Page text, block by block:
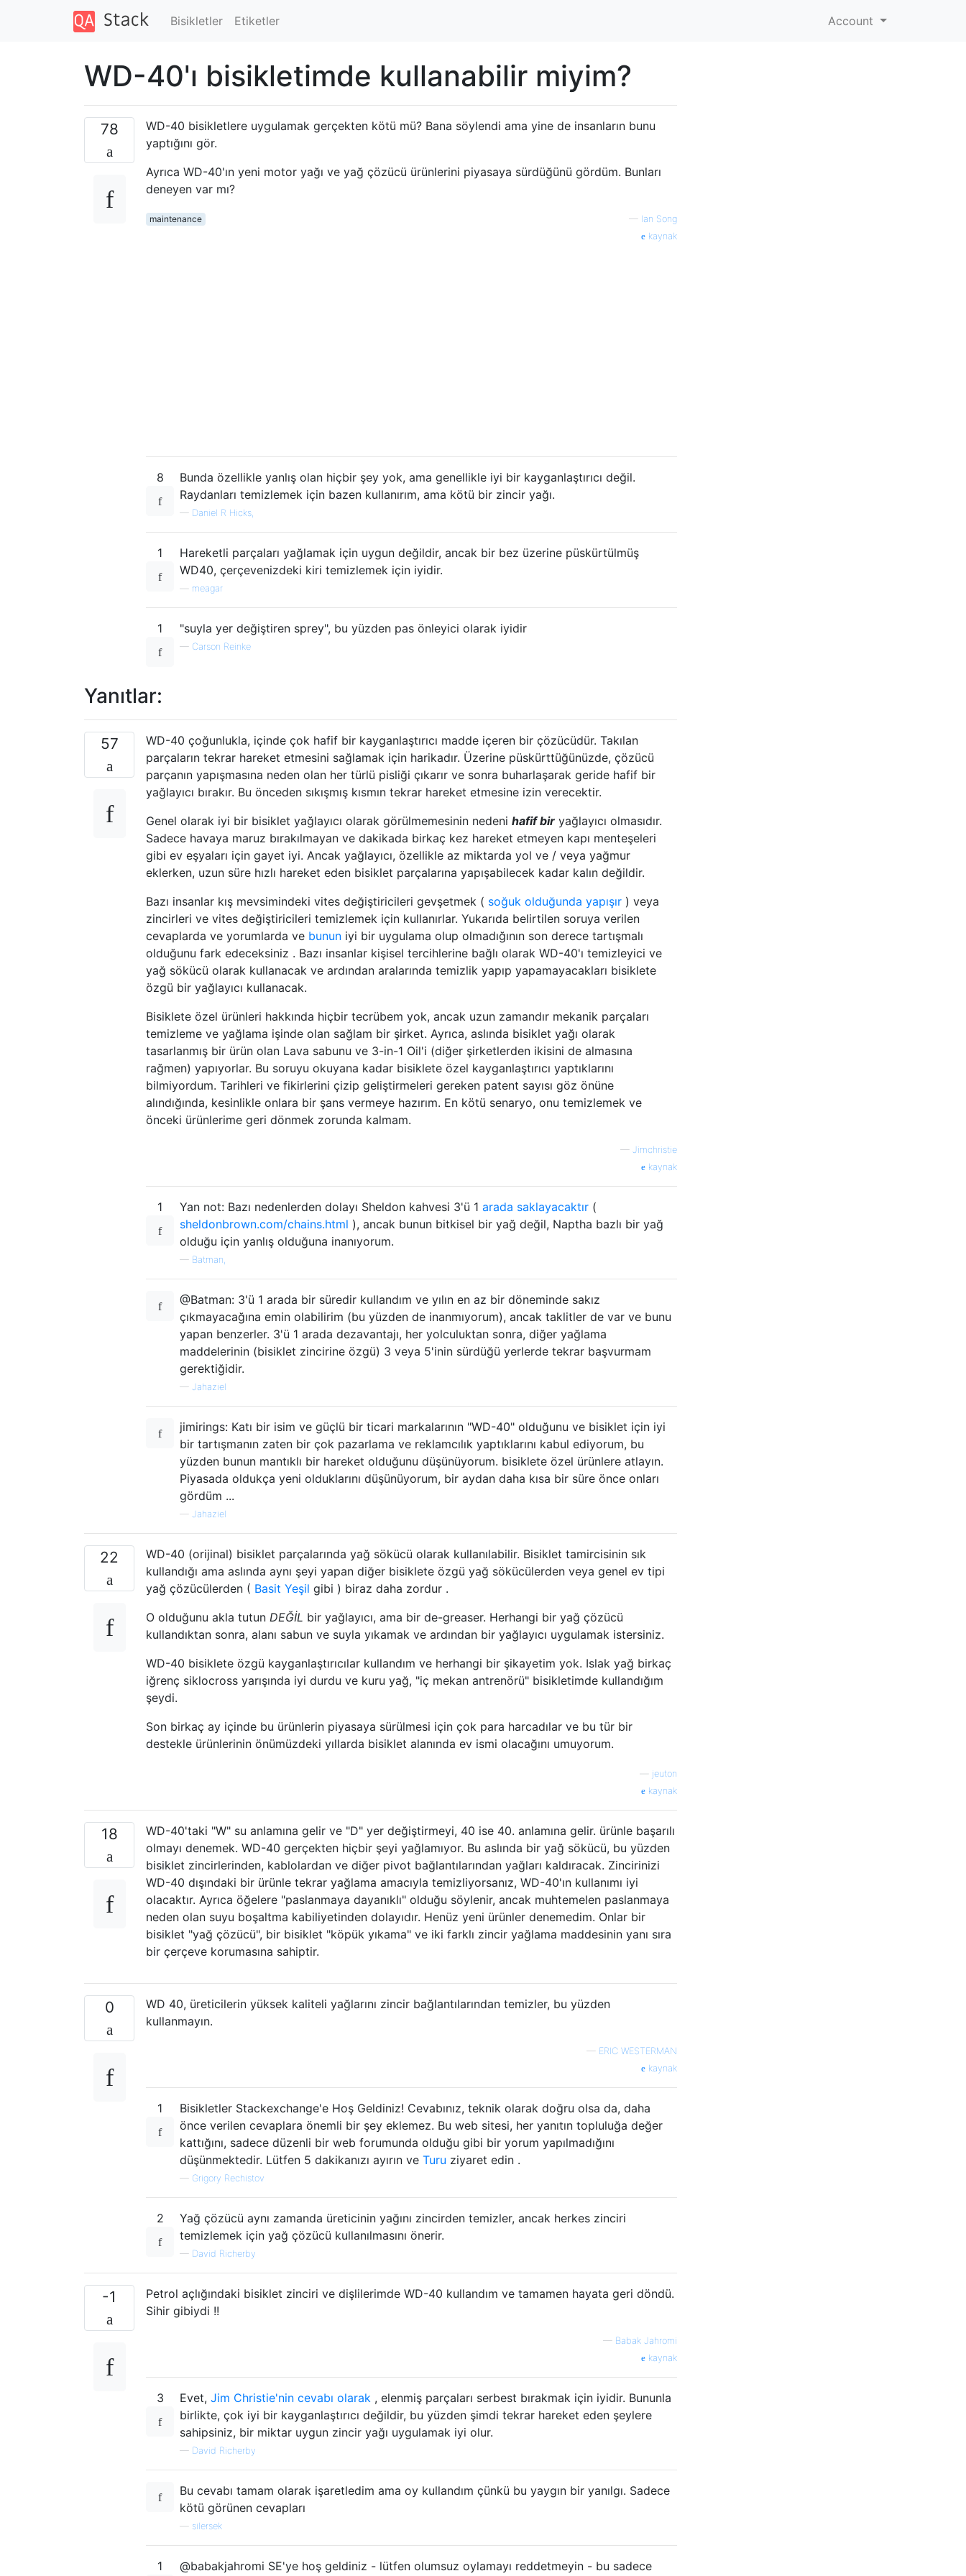
Bisikletler Etiketler Account
WD-40'ı bisikletimde kullanabilir miyim?
78
WD-40 bisikletlere uygulamak gerçekten kötü mü? Bana söylendi ama yine de insanların bunu
yaptığını gör.
Ayrıca WD-40'ın yeni motor yağı ve yağ çözücü ürünlerini piyasaya sürdüğünü gördüm. Bunları
deneyen var mı?
maintenance — Ian Song
kaynak
8
Bunda özellikle yanlış olan hiçbir şey yok, ama genellikle iyi bir kayganlaştırıcı değil.
Raydanları temizlemek için bazen kullanırım, ama kötü bir zincir yağı.
— Daniel R Hicks,
1
Hareketli parçaları yağlamak için uygun değildir, ancak bir bez üzerine püskürtülmüş
WD40, çerçevenizdeki kiri temizlemek için iyidir.
meagar
1 "suyla yer değiştiren sprey", bu yüzden pas önleyici olarak iyidir
— Carson Reinke
Yanıtlar:
57
WD-40 çoğunlukla, içinde çok hafif bir kayganlaştırıcı madde içeren bir çözücüdür. Takılan
parçaların tekrar hareket etmesini sağlamak için harikadır. Üzerine püskürttüğünüzde, çözücü
parçanın yapışmasına neden olan her türlü pisliği çıkarır ve sonra buharlaşarak geride hafif bir
yağlayıcı bırakır. Bu önceden sıkışmış kısmın tekrar hareket etmesine izin verecektir.
Genel olarak iyi bir bisiklet yağlayıcı olarak görülmemesinin nedeni hafif bir yağlayıcı olmasıdır.
Sadece havaya maruz bırakılmayan ve dakikada birkaç kez hareket etmeyen kapı menteşeleri
gibi ev eşyaları için gayet iyi. Ancak yağlayıcı, özellikle az miktarda yol ve / veya yağmur
eklerken, uzun süre hızlı hareket eden bisiklet parçalarına yapışabilecek kadar kalın değildir.
Bazı insanlar kış mevsimindeki vites değiştiricileri gevşetmek ( soğuk olduğunda yapışır ) veya
zincirleri ve vites değiştiricileri temizlemek için kullanırlar. Yukarıda belirtilen soruya verilen
cevaplarda ve yorumlarda ve bunun iyi bir uygulama olup olmadığının son derece tartışmalı
olduğunu fark edeceksiniz . Bazı insanlar kişisel tercihlerine bağlı olarak WD-40'ı temizleyici ve
yağ sökücü olarak kullanacak ve ardından aralarında temizlik yapıp yapamayacakları bisiklete
özgü bir yağlayıcı kullanacak.
Bisiklete özel ürünleri hakkında hiçbir tecrübem yok, ancak uzun zamandır mekanik parçaları
temizleme ve yağlama işinde olan sağlam bir şirket. Ayrıca, aslında bisiklet yağı olarak
tasarlanmış bir ürün olan Lava sabunu ve 3-in-1 Oil'i (diğer şirketlerden ikisini de almasına
rağmen) yapıyorlar. Bu soruyu okuyana kadar bisiklete özel kayganlaştırıcı yaptıklarını
bilmiyordum. Tarihleri ​​ve fikirlerini çizip geliştirmeleri gereken patent sayısı göz önüne
alındığında, kesinlikle onlara bir şans vermeye hazırım. En kötü senaryo, onu temizlemek ve
önceki ürünlerime geri dönmek zorunda kalmam.
— Jimchristie
kaynak
1 Yan not: Bazı nedenlerden dolayı Sheldon kahvesi 3'ü 1 arada saklayacaktır (
sheldonbrown.com/chains.html ), ancak bunun bitkisel bir yağ değil, Naptha bazlı bir yağ
olduğu için yanlış olduğuna inanıyorum.
— Batman,
@Batman: 3'ü 1 arada bir süredir kullandım ve yılın en az bir döneminde sakız
çıkmayacağına emin olabilirim (bu yüzden de inanmıyorum), ancak taklitler de var ve bunu
yapan benzerler. 3'ü 1 arada dezavantajı, her yolculuktan sonra, diğer yağlama
maddelerinin (bisiklet zincirine özgü) 3 veya 5'inin sürdüğü yerlerde tekrar başvurmam
gerektiğidir.
— Jahaziel
jimirings: Katı bir isim ve güçlü bir ticari markalarının "WD-40" olduğunu ve bisiklet için iyi
bir tartışmanın zaten bir çok pazarlama ve reklamcılık yaptıklarını kabul ediyorum, bu
yüzden bunun mantıklı bir hareket olduğunu düşünüyorum. bisiklete özel ürünlere atlayın.
Piyasada oldukça yeni olduklarını düşünüyorum, bir aydan daha kısa bir süre önce onları
gördüm ...
— Jahaziel
22
WD-40 (orijinal) bisiklet parçalarında yağ sökücü olarak kullanılabilir. Bisiklet tamircisinin sık
kullandığı ama aslında aynı şeyi yapan diğer bisiklete özgü yağ sökücülerden veya genel ev tipi
yağ çözücülerden ( Basit Yeşil gibi ) biraz daha zordur .
O olduğunu akla tutun DEĞİL bir yağlayıcı, ama bir de-greaser. Herhangi bir yağ çözücü
kullandıktan sonra, alanı sabun ve suyla yıkamak ve ardından bir yağlayıcı uygulamak istersiniz.
WD-40 bisiklete özgü kayganlaştırıcılar kullandım ve herhangi bir şikayetim yok. Islak yağ birkaç
iğrenç siklocross yarışında iyi durdu ve kuru yağ, "iç mekan antrenörü" bisikletimde kullandığım
şeydi.
Son birkaç ay içinde bu ürünlerin piyasaya sürülmesi için çok para harcadılar ve bu tür bir
destekle ürünlerinin önümüzdeki yıllarda bisiklet alanında ev ismi olacağını umuyorum.
jeuton
kaynak
18
WD-40'taki "W" su anlamına gelir ve "D" yer değiştirmeyi, 40 ise 40. anlamına gelir. ürünle başarılı
olmayı denemek. WD-40 gerçekten hiçbir şeyi yağlamıyor. Bu aslında bir yağ sökücü, bu yüzden
bisiklet zincirlerinden, kablolardan ve diğer pivot bağlantılarından yağları kaldıracak. Zincirinizi
WD-40 dışındaki bir ürünle tekrar yağlama amacıyla temizliyorsanız, WD-40'ın kullanımı iyi
olacaktır. Ayrıca öğelere "paslanmaya dayanıklı" olduğu söylenir, ancak muhtemelen paslanmaya
neden olan suyu boşaltma kabiliyetinden dolayıdır. Henüz yeni ürünler denemedim. Onlar bir
bisiklet "yağ çözücü", bir bisiklet "köpük yıkama" ve iki farklı zincir yağlama maddesinin yanı sıra
bir çerçeve korumasına sahiptir.
0
WD 40, üreticilerin yüksek kaliteli yağlarını zincir bağlantılarından temizler, bu yüzden
kullanmayın.
— ERIC WESTERMAN
kaynak
1
Bisikletler Stackexchange'e Hoş Geldiniz! Cevabınız, teknik olarak doğru olsa da, daha
önce verilen cevaplara önemli bir şey eklemez. Bu web sitesi, her yanıtın topluluğa değer
kattığını, sadece düzenli bir web forumunda olduğu gibi bir yorum yapılmadığını
düşünmektedir. Lütfen 5 dakikanızı ayırın ve Turu ziyaret edin .
— Grigory Rechistov
2
Yağ çözücü aynı zamanda üreticinin yağını zincirden temizler, ancak herkes zinciri
temizlemek için yağ çözücü kullanılmasını önerir.
— David Richerby
-1
Petrol açlığındaki bisiklet zinciri ve dişlilerimde WD-40 kullandım ve tamamen hayata geri döndü.
Sihir gibiydi !!
— Babak Jahromi
kaynak
3 Evet, Jim Christie'nin cevabı olarak , elenmiş parçaları serbest bırakmak için iyidir. Bununla
birlikte, çok iyi bir kayganlaştırıcı değildir, bu yüzden şimdi tekrar hareket eden şeylere
sahipsiniz, bir miktar uygun zincir yağı uygulamak iyi olur.
— David Richerby
Bu cevabı tamam olarak işaretledim ama oy kullandım çünkü bu yaygın bir yanılgı. Sadece
kötü görünen cevapları
silersek
1
@babakjahromi SE'ye hoş geldiniz - lütfen olumsuz oylamayı reddetmeyin - bu sadece